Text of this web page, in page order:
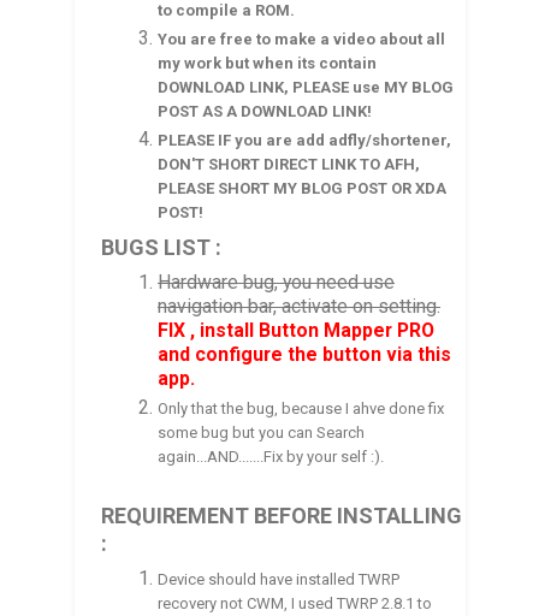
to compile a ROM.
You are free to make a video about all
my work but when its contain
DOWNLOAD LINK, PLEASE use MY BLOG
POST AS A DOWNLOAD LINK!
PLEASE IF you are add adfly/shortener,
DON'T SHORT DIRECT LINK TO AFH,
PLEASE SHORT MY BLOG POST OR XDA
POST!
BUGS LIST :
Hardware bug, you need use
navigation bar, activate on setting.
FIX , install Button Mapper PRO
and configure the button via this
app.
Only that the bug, because I ahve done fix
some bug but you can Search
again...AND.......Fix by your self :).
REQUIREMENT BEFORE INSTALLING
:
Device should have installed TWRP
recovery not CWM, I used TWRP 2.8.1 to